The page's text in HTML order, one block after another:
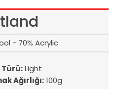
- 70% Acrylic
Türü:Light
Ağırlığı:100g